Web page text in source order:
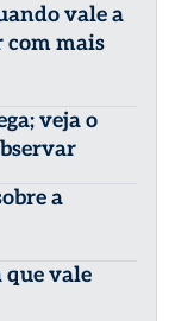
vale a
com mais
veja o
a
que vale